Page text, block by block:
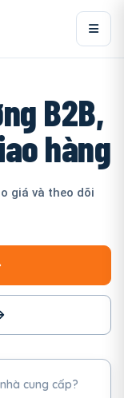
B2B,
hàng
giá và theo dõi